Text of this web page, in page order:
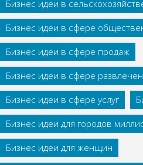
Бизнес идеи в
Бизнес идеи в сфере
Бизнес идеи в сфере продаж
Бизнес идеи в сфере
Бизнес идеи в сфере услуг
Бизнес идеи для городов
Бизнес идеи для женщин